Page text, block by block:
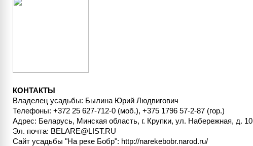
КОНТАКТЫ
Владелец усадьбы: Былина Юрий Людвигович
Телефоны: +372 25 627-712-0 (моб.), +375 1796 57-2-87 (гор.)
Адрес: Беларусь, Минская область, г. Крупки, ул. Набережная, д. 10
Эл. почта: BELARE@LIST.RU
Сайт усадьбы "На реке Бобр": http://narekebobr.narod.ru/